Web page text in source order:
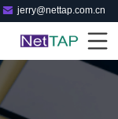
jerry@nettap.com.cn